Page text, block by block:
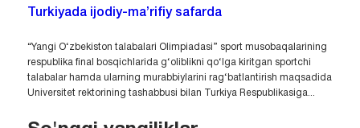
Turkiyada ijodiy-ma’rifiy safarda
“Yangi O‘zbekiston talabalari Olimpiadasi” sport musobaqalarining
respublika final bosqichlarida g‘oliblikni qo‘lga kiritgan sportchi
talabalar hamda ularning murabbiylarini rag‘batlantirish maqsadida
Universitet rektorining tashabbusi bilan Turkiya Respublikasiga...